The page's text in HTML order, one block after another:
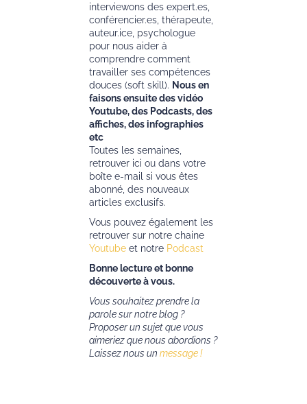
interviewons des expert.es,
conférencier.es, thérapeute,
auteur.ice, psychologue
pour nous aider à
comprendre comment
travailler ses compétences
douces (soft skill). Nous en
faisons ensuite des vidéo
Youtube, des Podcasts, des
affiches, des infographies
etc
Toutes les semaines,
retrouver ici ou dans votre
boîte e-mail si vous êtes
abonné, des nouveaux
articles exclusifs.
Vous pouvez également les
retrouver sur notre chaine
Youtube et notre Podcast
Bonne lecture et bonne
découverte à vous.
Vous souhaitez prendre la
parole sur notre blog ?
Proposer un sujet que vous
aimeriez que nous abordions ?
Laissez nous un message !